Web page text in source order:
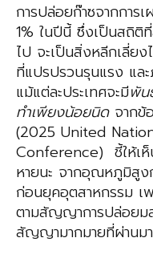
การปล่อยก๊าซจากการ
1% ในปีนี้ ซึ่งเป็นสถิติ
ไป จะเป็นสิ่งหลีกเลี่ย
ที่แปรปรวนรุนแรง แล
แม้แต่ละประเทศจะมีพั
ทำเพียงน้อยนิดจากข้
(2025 United
Conference) ชี้ให้เห็
หายนะ จากอุณหภูมิสูง
ก่อนยุคอุตสาหกรรม เพ
ตามสัญญาการปล่อยม
สัญญามากมายที่ผ่านมา